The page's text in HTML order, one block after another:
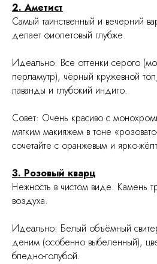
2. Аметист
Самый таинственный и вечерний
делает фиолетовый глубже.
Идеально: Все оттенки серого
перламутр), чёрный кружевной
лаванды и глубокий индиго.
Совет: Очень красиво с
мягким макияжем в тоне
сочетайте с оранжевым и ярко-
3. Розовый кварц
Нежность в чистом виде. Камень
воздуха.
Идеально: Белый объёмный
деним (особенно выбеленный),
бледно-голубой.